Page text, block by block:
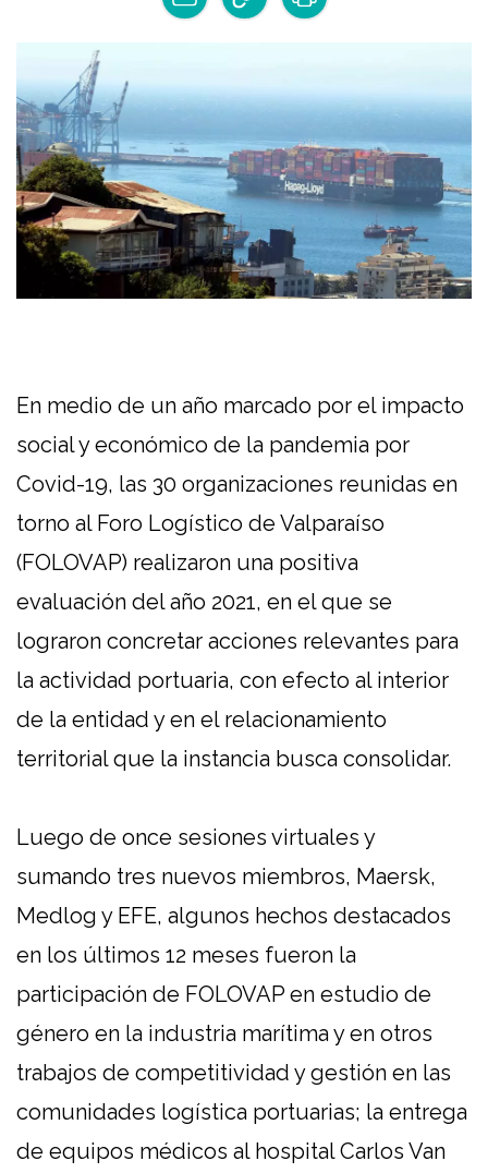
En medio de un año marcado por el impacto
social y económico de la pandemia por
Covid-19, las 30 organizaciones reunidas en
torno al Foro Logístico de Valparaíso
(FOLOVAP) realizaron una positiva
evaluación del año 2021, en el que se
lograron concretar acciones relevantes para
la actividad portuaria, con efecto al interior
de la entidad y en el relacionamiento
territorial que la instancia busca consolidar.
Luego de once sesiones virtuales y
sumando tres nuevos miembros, Maersk,
Medlog y EFE, algunos hechos destacados
en los últimos 12 meses fueron la
participación de FOLOVAP en estudio de
género en la industria marítima y en otros
trabajos de competitividad y gestión en las
comunidades logística portuarias; la entrega
de equipos médicos al hospital Carlos Van